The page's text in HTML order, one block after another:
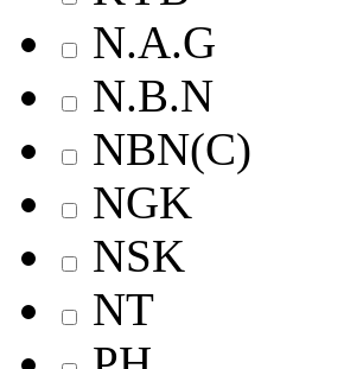
N.A.G
N.B.N
NBN(C)
NGK
NSK
NT